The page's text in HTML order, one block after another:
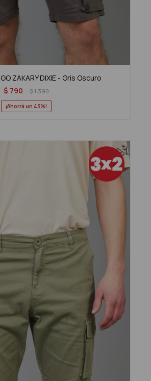
ZAKARY DIXIE - Gris Oscuro
$ 790 $1.390
43